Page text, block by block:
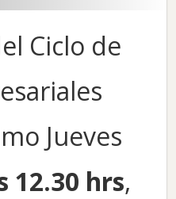
Ciclo de
Jueves
12.30 hrs,